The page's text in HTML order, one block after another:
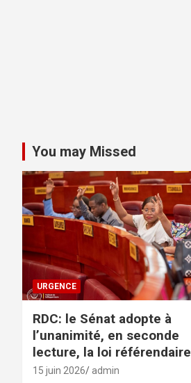
You may Missed
URGENCE
RDC: le Sénat adopte à
l’unanimité, en seconde
lecture, la loi référendaire
15 juin 2026 admin